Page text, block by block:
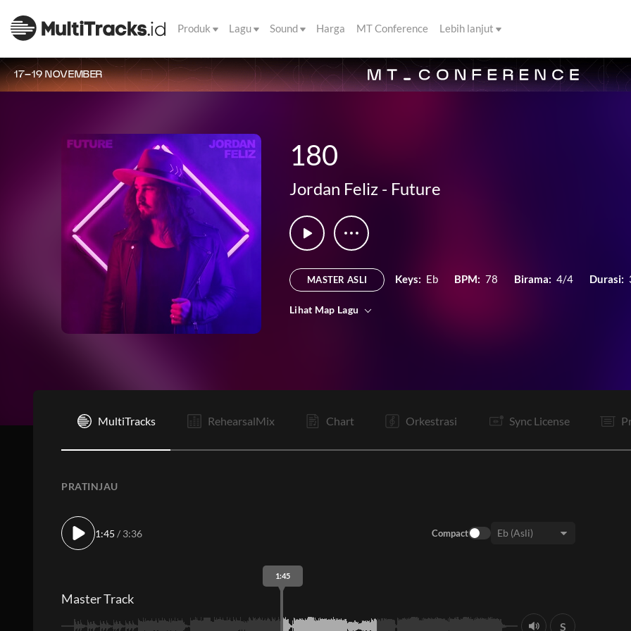
Produk Lagu Sound Harga MT Conference Lebih lanjut
17–19 NOVEMBER
180
Jordan Feliz - Future
MASTER ASLI Keys: Eb BPM: 78 Birama: 4/4 Durasi:
Lihat Map Lagu
MultiTracks RehearsalMix Chart Orkestrasi Sync License
PRATINJAU
1:45 / 3:36 Compact
1:45
Master Track
S